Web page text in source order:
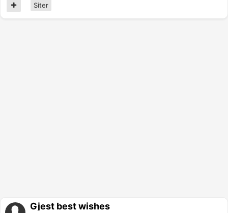
Siter
Gjest best wishes